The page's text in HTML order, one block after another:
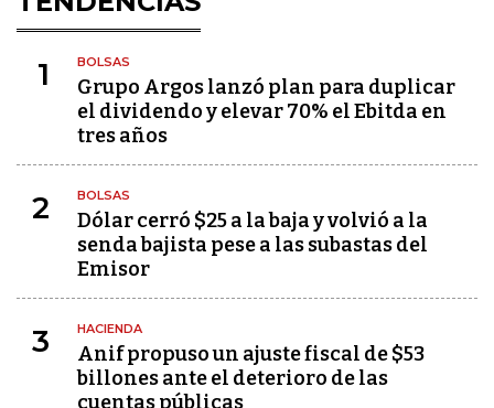
1 BOLSAS
Grupo Argos lanzó plan para duplicar
el dividendo y elevar 70% el Ebitda en
tres años
2 BOLSAS
Dólar cerró $25 a la baja y volvió a la
senda bajista pese a las subastas del
Emisor
3 HACIENDA
Anif propuso un ajuste fiscal de $53
billones ante el deterioro de las
cuentas públicas